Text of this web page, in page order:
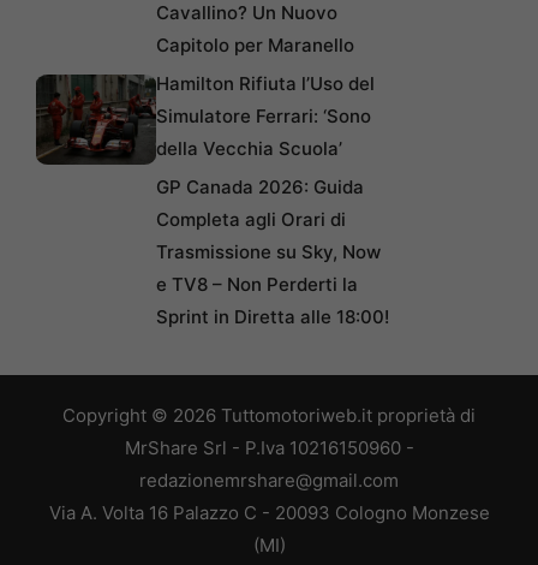
Cavallino? Un Nuovo
Capitolo per Maranello
Hamilton Rifiuta l’Uso del
Simulatore Ferrari: ‘Sono
della Vecchia Scuola’
GP Canada 2026: Guida
Completa agli Orari di
Trasmissione su Sky, Now
e TV8 – Non Perderti la
Sprint in Diretta alle 18:00!
Copyright © 2026 Tuttomotoriweb.it proprietà di
MrShare Srl - P.Iva 10216150960 -
redazionemrshare@gmail.com
Via A. Volta 16 Palazzo C - 20093 Cologno Monzese
(MI)